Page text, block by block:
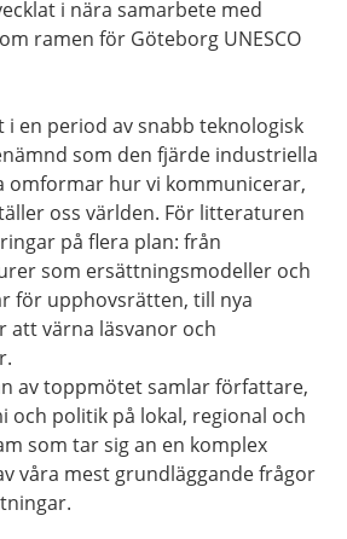
i nära samarbete med
ramen för Göteborg UNESCO
en period av snabb teknologisk
som den fjärde industriella
omformar hur vi kommunicerar,
oss världen. För litteraturen
på flera plan: från
som ersättningsmodeller och
för upphovsrätten, till nya
att värna läsvanor och
av toppmötet samlar författare,
och politik på lokal, regional och
som tar sig an en komplex
våra mest grundläggande frågor